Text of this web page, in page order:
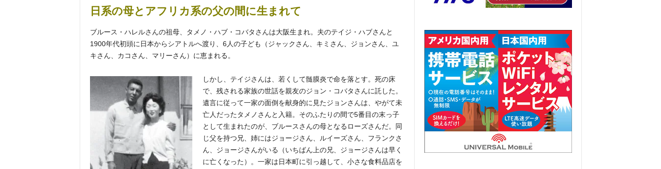
日系の母とアフリカ系の父の間に生まれて
ブルース・ハレルさんの祖母、タメノ・ハブ・コバタさんは大阪生まれ。夫のテイジ・ハブさんと
1900年代初頭に日本からシアトルへ渡り、6人の子ども（ジャックさん、キミさん、ジョンさん、ユ
キさん、カコさん、マリーさん）に恵まれる。
しかし、テイジさんは、若くして髄膜炎で命を落とす。死の床
で、残される家族の世話を親友のジョン・コバタさんに託した。
遺言に従って一家の面倒を献身的に見たジョンさんは、やがて未
亡人だったタメノさんと入籍。そのふたりの間で5番目の末っ子
として生まれたのが、ブルースさんの母となるローズさんだ。同
じ父を持つ兄、姉にはジョージさん、ルイーズさん、フランクさ
ん、ジョージさんがいる（いちばん上の兄、ジョージさんは早く
に亡くなった）。一家は日本町に引っ越して、小さな食料品店を